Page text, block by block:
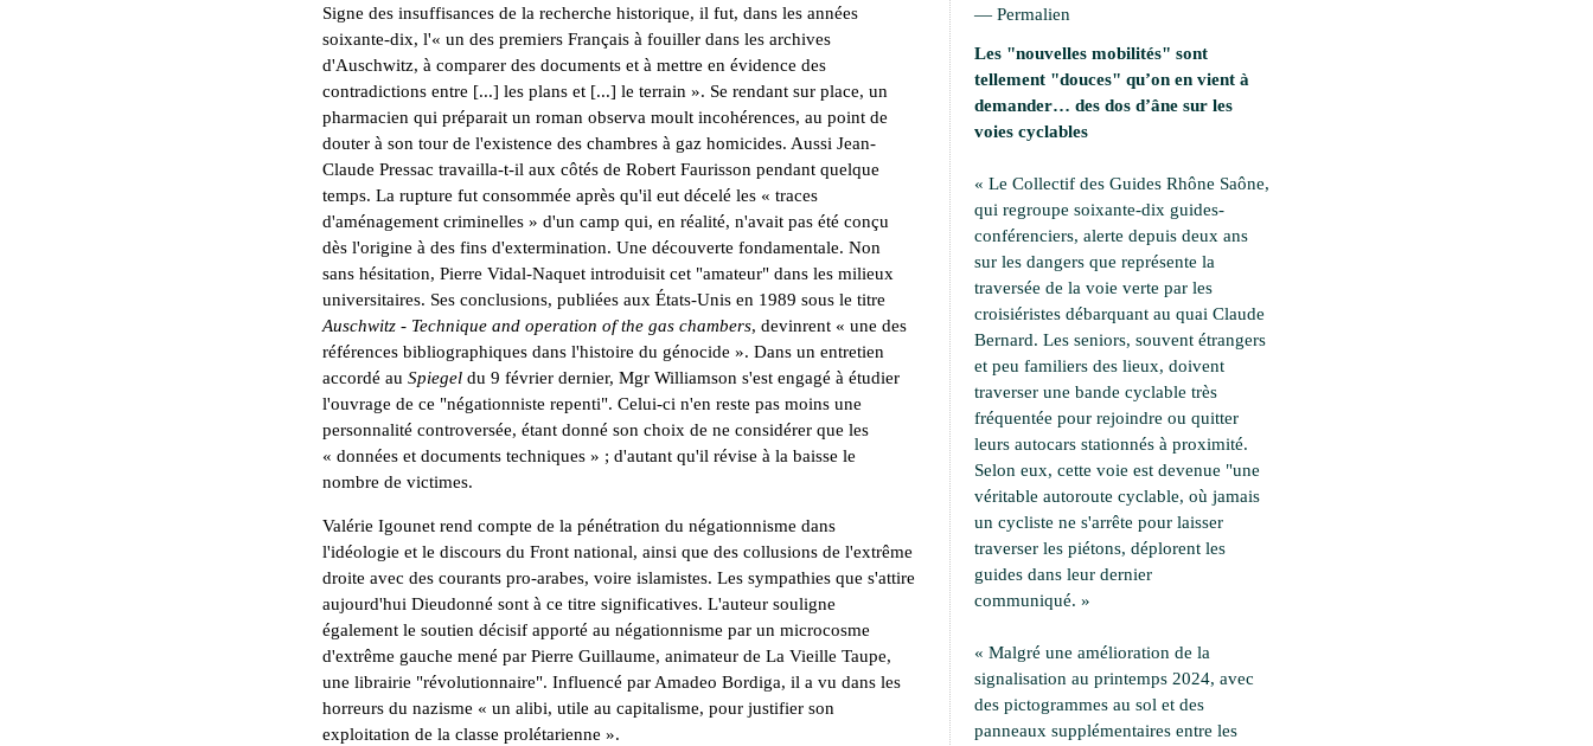
— Permalien
Les "nouvelles mobilités" sont
tellement "douces" qu’on en vient à
demander… des dos d’âne sur les
voies cyclables
« Le Collectif des Guides Rhône Saône,
qui regroupe soixante-dix guides-
conférenciers, alerte depuis deux ans
sur les dangers que représente la
traversée de la voie verte par les
croisiéristes débarquant au quai Claude
Bernard. Les seniors, souvent étrangers
et peu familiers des lieux, doivent
traverser une bande cyclable très
fréquentée pour rejoindre ou quitter
leurs autocars stationnés à proximité.
Selon eux, cette voie est devenue "une
véritable autoroute cyclable, où jamais
un cycliste ne s'arrête pour laisser
traverser les piétons, déplorent les
guides dans leur dernier
communiqué. »
« Malgré une amélioration de la
signalisation au printemps 2024, avec
des pictogrammes au sol et des
panneaux supplémentaires entre les
Signe des insuffisances de la recherche historique, il fut, dans les années
soixante-dix, l'« un des premiers Français à fouiller dans les archives
d'Auschwitz, à comparer des documents et à mettre en évidence des
contradictions entre [...] les plans et [...] le terrain ». Se rendant sur place, un
pharmacien qui préparait un roman observa moult incohérences, au point de
douter à son tour de l'existence des chambres à gaz homicides. Aussi Jean-
Claude Pressac travailla-t-il aux côtés de Robert Faurisson pendant quelque
temps. La rupture fut consommée après qu'il eut décelé les « traces
d'aménagement criminelles » d'un camp qui, en réalité, n'avait pas été conçu
dès l'origine à des fins d'extermination. Une découverte fondamentale. Non
sans hésitation, Pierre Vidal-Naquet introduisit cet "amateur" dans les milieux
universitaires. Ses conclusions, publiées aux États-Unis en 1989 sous le titre
Auschwitz - Technique and operation of the gas chambers, devinrent « une des
références bibliographiques dans l'histoire du génocide ». Dans un entretien
accordé au Spiegel du 9 février dernier, Mgr Williamson s'est engagé à étudier
l'ouvrage de ce "négationniste repenti". Celui-ci n'en reste pas moins une
personnalité controversée, étant donné son choix de ne considérer que les
« données et documents techniques » ; d'autant qu'il révise à la baisse le
nombre de victimes.
Valérie Igounet rend compte de la pénétration du négationnisme dans
l'idéologie et le discours du Front national, ainsi que des collusions de l'extrême
droite avec des courants pro-arabes, voire islamistes. Les sympathies que s'attire
aujourd'hui Dieudonné sont à ce titre significatives. L'auteur souligne
également le soutien décisif apporté au négationnisme par un microcosme
d'extrême gauche mené par Pierre Guillaume, animateur de La Vieille Taupe,
une librairie "révolutionnaire". Influencé par Amadeo Bordiga, il a vu dans les
horreurs du nazisme « un alibi, utile au capitalisme, pour justifier son
exploitation de la classe prolétarienne ».